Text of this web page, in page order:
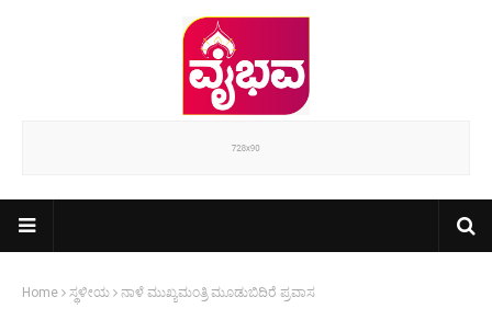
Home ಸ್ಥಳೀಯ ನಾಳೆ ಮುಖ್ಯಮಂತ್ರಿ ಮೂಡುಬಿದಿರೆ ಪ್ರವಾಸ